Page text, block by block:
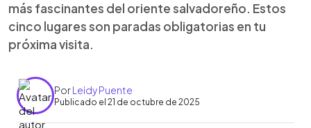
más fascinantes del oriente salvadoreño. Estos
cinco lugares son paradas obligatorias en tu
próxima visita.
PorLeidy Puente
Publicado el 21 de octubre de 2025